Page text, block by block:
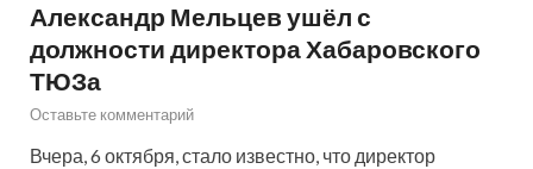
Александр Мельцев ушёл с
должности директора Хабаровского
ТЮЗа
Оставьте комментарий
Вчера, 6 октября, стало известно, что директор